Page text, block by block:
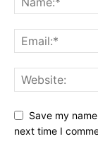
Save my
next time I